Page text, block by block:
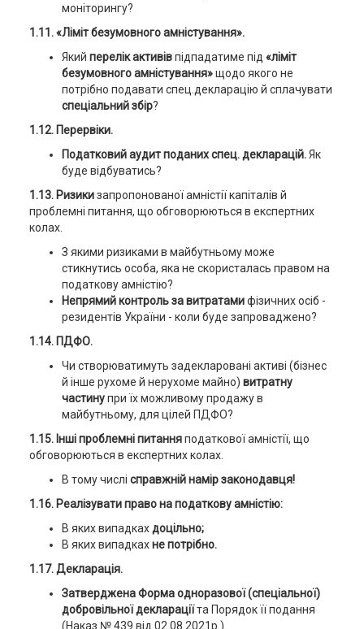
моніторингу?
1.11. «Ліміт безумовного амністування».
Який перелік активівпідпадатиме під «ліміт
безумовного амністування»щодо якого не
потрібно подавати спец.декларацію й сплачувати
спеціальний збір?
1.12. Перервіки.
Податковий аудит поданих спец. декларацій.Як
буде відбуватись?
1.13. Ризикизапропонованої амністії капіталів й
проблемні питання, що обговорюються в експертних
колах.
З якими ризиками в майбутньому може
стикнутись особа, яка не скористалась правом на
податкову амністію?
Непрямий контроль за витратамифізичних осіб -
резидентів України - коли буде запроваджено?
1.14. ПДФО.
Чи створюватимуть задекларовані активі (бізнес
й інше рухоме й нерухоме майно) витратну
частинупри їх можливому продажу в
майбутньому, для цілей ПДФО?
1.15. Інші проблемні питанняподаткової амністії, що
обговорюються в експертних колах.
В тому числі справжній намір законодавця!
1.16. Реалізувати право на податкову амністію:
В яких випадкахдоцільно;
В яких випадкахне потрібно.
1.17. Декларація.
Затверджена Форма одноразової (спеціальної)
добровільної деклараціїта Порядок її подання
(Наказ № 439 від 02.08.2021р.).